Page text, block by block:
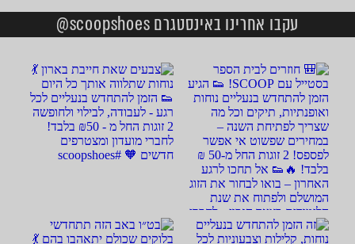
עקבו אחרינו באינסטגרם scoopshoes@